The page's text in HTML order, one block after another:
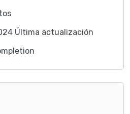
Última actualización